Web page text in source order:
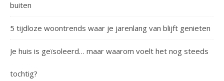
buiten
5 tijdloze woontrends waar je jarenlang van blijft genieten
Je huis is geïsoleerd… maar waarom voelt het nog steeds
tochtig?